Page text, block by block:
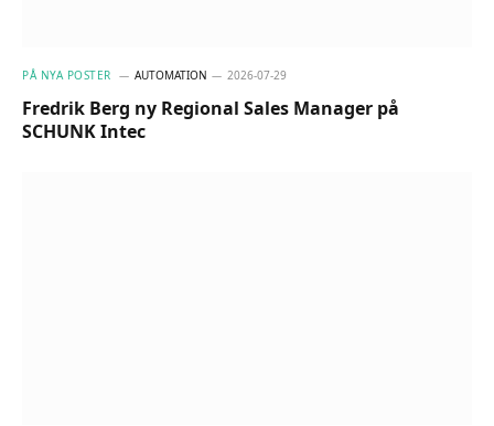
PÅ NYA POSTER AUTOMATION 2026-07-29
Fredrik Berg ny Regional Sales Manager på
SCHUNK Intec